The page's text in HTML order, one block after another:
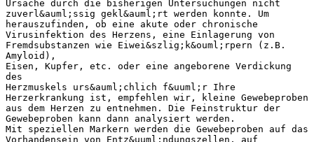
Ursache durch die bisherigen Untersuchungen nicht
zuverl&auml;ssig gekl&auml;rt werden konnte. Um
herauszufinden, ob eine akute oder chronische
Virusinfektion des Herzens, eine Einlagerung von
Fremdsubstanzen wie Eiwei&szlig;k&ouml;rpern (z.B.
Amyloid),
Eisen, Kupfer, etc. oder eine angeborene Verdickung
des
Herzmuskels urs&auml;chlich f&uuml;r Ihre
Herzerkrankung ist, empfehlen wir, kleine Gewebeproben
aus dem Herzen zu entnehmen. Die Feinstruktur der
Gewebeproben kann dann analysiert werden.
Mit speziellen Markern werden die Gewebeproben auf das
Vorhandensein von Entz&uuml;ndungszellen, auf